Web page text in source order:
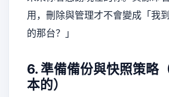
用，刪除與管理才不會變成「我
的那台？」
6. 準備備份與快照策略
本的）